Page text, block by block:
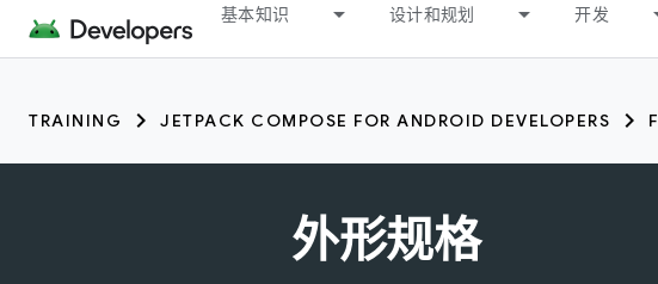
基本知识 设计和规划 开发
TRAINING JETPACK COMPOSE FOR ANDROID DEVELOPERS
外形规格